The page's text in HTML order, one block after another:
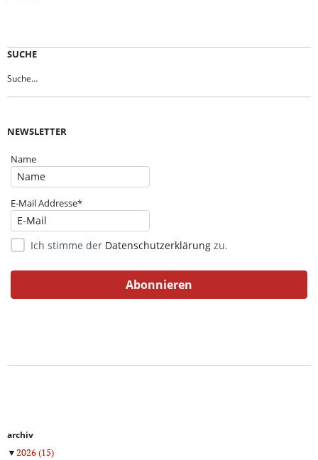
SUCHE
NEWSLETTER
Name
E-Mail Addresse*
Ich stimme der Datenschutzerklärung zu.
archiv
▼2026(15)